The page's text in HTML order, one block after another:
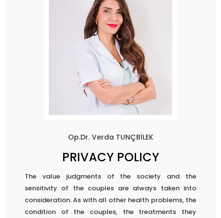
Op.Dr. Verda TUNÇBİLEK
PRIVACY POLICY
The value judgments of the society and the
sensitivity of the couples are always taken into
consideration. As with all other health problems, the
condition of the couples, the treatments they